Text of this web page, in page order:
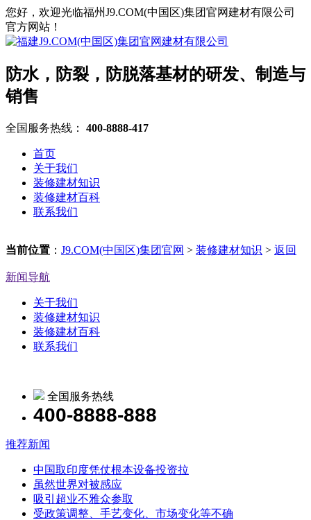
您好，欢迎光临福州J9.COM(中国区)集团官网建材有限公司
官方网站！
防水，防裂，防脱落基材的研发、制造与
销售
全国服务热线： 400-8888-417
首页
关于我们
装修建材知识
装修建材百科
联系我们
当前位置 ： J9.COM(中国区)集团官网 > 装修建材知识 > 返回
新闻导航
关于我们
装修建材知识
装修建材百科
联系我们
全国服务热线
400-8888-888
推荐新闻
中国取印度凭仗根本设备投资拉
虽然世界对被感应
吸引超业不雅众参取
受政策调整、手艺变化、市场变化等不确